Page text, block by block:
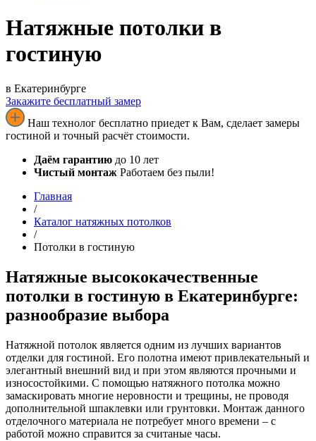
Натяжные потолки в
гостиную
в Екатеринбурге
Закажите бесплатный замер
Наш технолог бесплатно приедет к Вам, сделает замеры
гостиной и точный расчёт стоимости.
Даём гарантию до 10 лет
Чистый монтаж Работаем без пыли!
Главная
/
Каталог натяжных потолков
/
Потолки в гостиную
Натяжные высококачественные
потолки в гостиную в Екатеринбурге:
разнообразие выбора
Натяжной потолок является одним из лучших вариантов
отделки для гостиной. Его полотна имеют привлекательный и
элегантный внешний вид и при этом являются прочными и
износостойкими. С помощью натяжного потолка можно
замаскировать многие неровности и трещины, не проводя
дополнительной шпаклевки или грунтовки. Монтаж данного
отделочного материала не потребует много времени – с
работой можно справится за считаные часы.